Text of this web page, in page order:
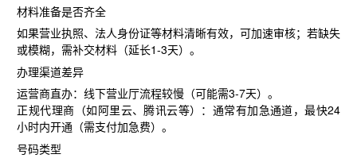
材料准备是否齐全
如果营业执照、法人身份证等材料清晰有效，可加速审核；若缺失
或模糊，需补交材料（延长1-3天）。
办理渠道差异
运营商直办‌：线下营业厅流程较慢（可能需3-7天）。
正规代理商 ‌（如阿里云、腾讯云等）：通常有加急通道，最快‌24
小时内开通‌（需支付加急费）。
号码类型